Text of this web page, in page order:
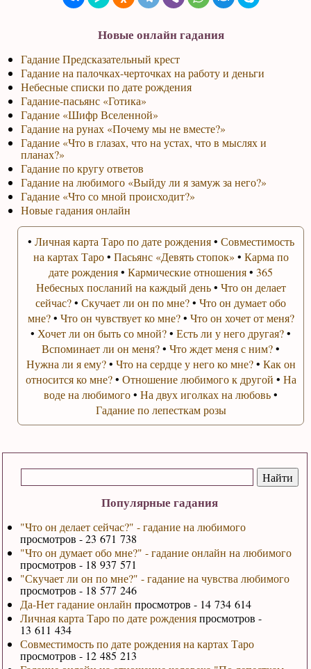
Популярные гадания
"Что он делает сейчас?" - гадание на любимого
просмотров - 23 671 738
"Что он думает обо мне?" - гадание онлайн на любимого
просмотров - 18 937 571
"Скучает ли он по мне?" - гадание на чувства любимого
просмотров - 18 577 246
Да-Нет гадание онлайн просмотров - 14 734 614
Личная карта Таро по дате рожденияпросмотров -
13 611 434
Совместимость по дате рождения на картах Таро
просмотров - 12 485 213
Новые онлайн гадания
Гадание Предсказательный крест
Гадание на палочках-черточках на работу и деньги
Небесные списки по дате рождения
Гадание-пасьянс «Готика»
Гадание «Шифр Вселенной»
Гадание на рунах «Почему мы не вместе?»
Гадание «Что в глазах, что на устах, что в мыслях и
планах?»
Гадание по кругу ответов
Гадание на любимого «Выйду ли я замуж за него?»
Гадание «Что со мной происходит?»
Новые гадания онлайн
• Личная карта Таро по дате рождения• Совместимость
на картах Таро• Пасьянс «Девять стопок» • Карма по
дате рождения•Кармические отношения•365
Небесных посланий на каждый день• Что он делает
сейчас?•Скучает ли он по мне?•Что он думает обо
мне?• Что он чувствует ко мне?• Что он хочет от меня?
• Хочет ли он быть со мной?•Есть ли у него другая?•
Вспоминает ли он меня?•Что ждет меня с ним?•
Нужна ли я ему?• Что на сердце у него ко мне?• Как он
относится ко мне?• Отношение любимого к другой • На
воде на любимого•На двух иголках на любовь•
Гадание по лепесткам розы